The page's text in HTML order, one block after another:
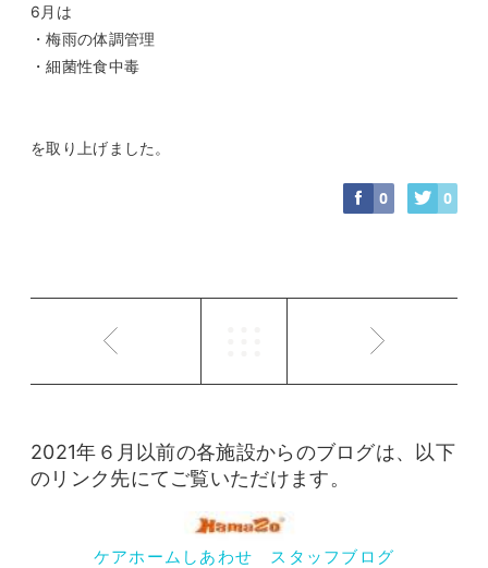
6月は
・梅雨の体調管理
・細菌性食中毒
を取り上げました。
0 0
2021年６月以前の各施設からのブログは、以下
のリンク先にてご覧いただけます。
ケアホームしあわせ スタッフブログ